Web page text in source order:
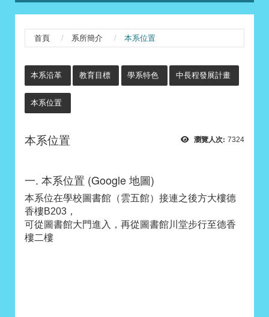
首頁 系所簡介 本系位置
本系沿革 教育目標 學系特色 中長程發展計畫
本系位置
瀏覽人次: 7324
本系位置
一. 本系位置 (Google 地圖)
本系位在學校圖書館（雲五館）接連之後方大樓德
香樓B203，
可從圖書館大門進入，再從圖書館川堂步行至德香
樓二樓